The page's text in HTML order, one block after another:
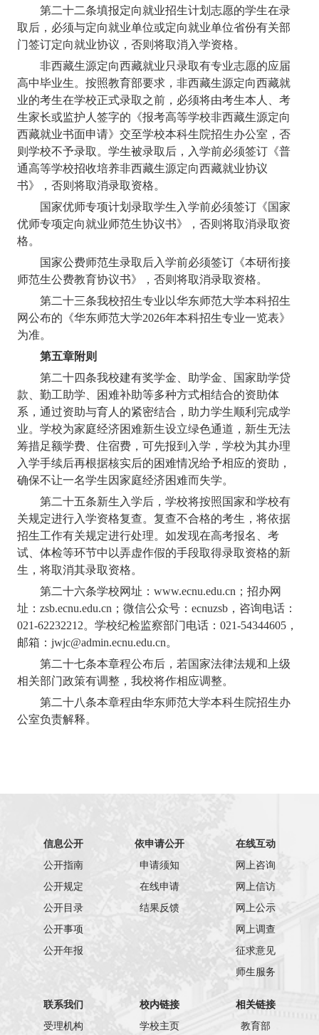
第二十二条填报定向就业招生计划志愿的学生在录
取后，必须与定向就业单位或定向就业单位省份有关部
门签订定向就业协议，否则将取消入学资格。
非西藏生源定向西藏就业只录取有专业志愿的应届
高中毕业生。按照教育部要求，非西藏生源定向西藏就
业的考生在学校正式录取之前，必须将由考生本人、考
生家长或监护人签字的《报考高等学校非西藏生源定向
西藏就业书面申请》交至学校本科生院招生办公室，否
则学校不予录取。学生被录取后，入学前必须签订《普
通高等学校招收培养非西藏生源定向西藏就业协议
书》，否则将取消录取资格。
国家优师专项计划录取学生入学前必须签订《国家
优师专项定向就业师范生协议书》，否则将取消录取资
格。
国家公费师范生录取后入学前必须签订《本研衔接
师范生公费教育协议书》，否则将取消录取资格。
第二十三条我校招生专业以华东师范大学本科招生
网公布的《华东师范大学2026年本科招生专业一览表》
为准。
第五章附则
第二十四条我校建有奖学金、助学金、国家助学贷
款、勤工助学、困难补助等多种方式相结合的资助体
系，通过资助与育人的紧密结合，助力学生顺利完成学
业。学校为家庭经济困难新生设立绿色通道，新生无法
筹措足额学费、住宿费，可先报到入学，学校为其办理
入学手续后再根据核实后的困难情况给予相应的资助，
确保不让一名学生因家庭经济困难而失学。
第二十五条新生入学后，学校将按照国家和学校有
关规定进行入学资格复查。复查不合格的考生，将依据
招生工作有关规定进行处理。如发现在高考报名、考
试、体检等环节中以弄虚作假的手段取得录取资格的新
生，将取消其录取资格。
第二十六条学校网址：www.ecnu.edu.cn ；招办网
址：zsb.ecnu.edu.cn ；微信公众号：ecnuzsb ，咨询电话：
021-62232212。学校纪检监察部门电话：021-54344605 ，
邮箱：jwjc@admin.ecnu.edu.cn。
第二十七条本章程公布后，若国家法律法规和上级
相关部门政策有调整，我校将作相应调整。
第二十八条本章程由华东师范大学本科生院招生办
公室负责解释。
信息公开
公开指南
公开规定
公开目录
公开事项
公开年报
依申请公开
申请须知
在线申请
结果反馈
在线互动
网上咨询
网上信访
网上公示
网上调查
征求意见
师生服务
联系我们
受理机构
校内链接
学校主页
相关链接
教育部